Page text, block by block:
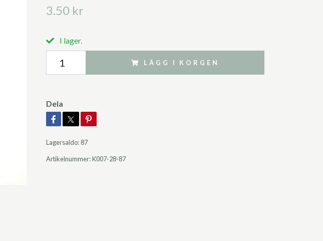
3.50 kr
I lager.
LÄGG I KORGEN
Dela
Lagersaldo: 87
Artikelnummer:K007-28-87